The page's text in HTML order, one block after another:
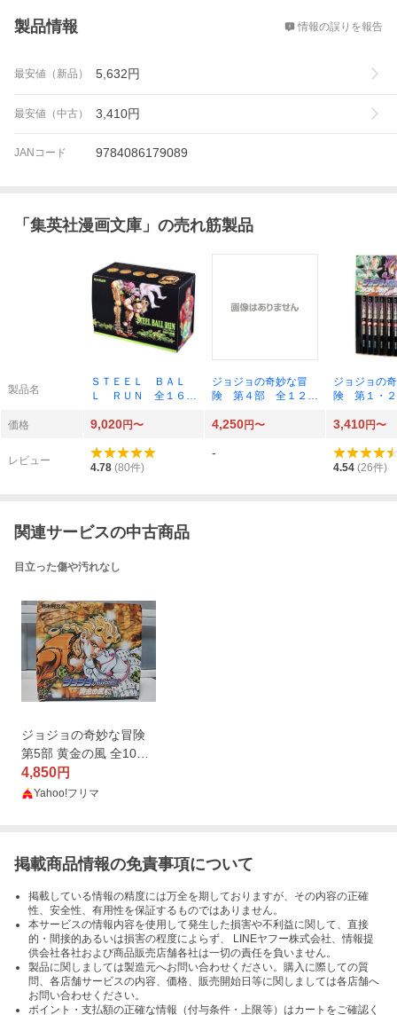
製品情報 情報の誤りを報告
最安値（新品） 5,632円
最安値（中古） 3,410円
JANコード 9784086179089
「 集英社漫画文庫 」の売れ筋製品
製品名
ＳＴＥＥＬ ＢＡＬ
Ｌ ＲＵＮ 全１６巻
ク版） 荒木 飛呂
ジョジョの奇妙な冒
険 第４部 全１２巻
版） 荒木 飛呂彦
ジョジョの
険 第１・
ック版） 荒
価格 9,020円〜 4,250円〜 3,410円〜
レビュー
4.78 (80件)
-
4.54 (26件)
関連サービスの中古商品
目立った傷や汚れなし
ジョジョの奇妙な冒険
第5部 黄金の風 全10巻
セット 集英社文庫コミ
ック版 ポストカード
4,850円
Yahoo!フリマ
掲載商品情報の免責事項について
掲載している情報の精度には万全を期しておりますが、その内容の正確
性、安全性、有用性を保証するものではありません。
本サービスの情報内容を使用して発生した損害や不利益に関して、直接
的・間接的あるいは損害の程度によらず、 LINEヤフー株式会社、情報提
供会社各社および商品販売店舗各社は一切の責任を負いません。
製品に関しましては製造元へお問い合わせください。購入に際しての質
問、各店舗サービスの内容、価格、販売開始日等に関しましては各店舗へ
お問い合わせください。
ポイント・支払額の正確な情報（付与条件・上限等）はカートをご確認く